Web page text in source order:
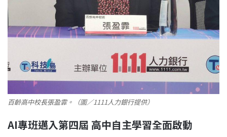
百齡高中校長張盈霏。（圖／1111人力銀行提供）
AI專班邁入第四屆 高中自主學習全面啟動